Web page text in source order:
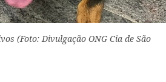
(Foto: Divulgação ONG Cia de São